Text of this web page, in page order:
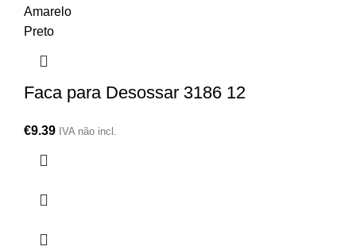
Amarelo
Preto
Faca para Desossar 3186 12
€9.39 IVA não incl.